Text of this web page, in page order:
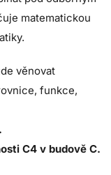
matematickou
věnovat
funkce,
C4 v budově C.